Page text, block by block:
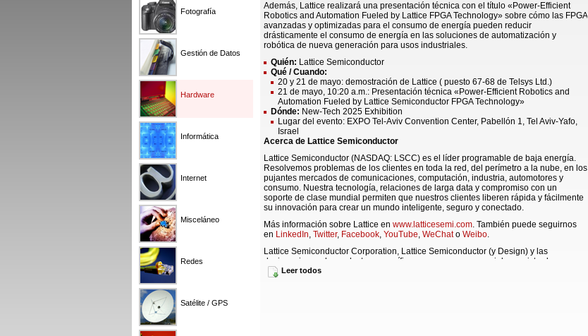
Fotografía
Gestión de Datos
Hardware
Informática
Internet
Misceláneo
Redes
Satélite / GPS
Además, Lattice realizará una presentación técnica con el título «Power-Efficient
Robotics and Automation Fueled by Lattice FPGA Technology» sobre cómo las FPGA
avanzadas y optimizadas para el consumo de energía pueden reducir
drásticamente el consumo de energía en las soluciones de automatización y
robótica de nueva generación para usos industriales.
Quién: Lattice Semiconductor
Qué / Cuando:
20 y 21 de mayo: demostración de Lattice ( puesto 67-68 de Telsys Ltd.)
21 de mayo, 10:20 a.m.: Presentación técnica «Power-Efficient Robotics and
Automation Fueled by Lattice Semiconductor FPGA Technology»
Dónde: New-Tech 2025 Exhibition
Lugar del evento: EXPO Tel-Aviv Convention Center, Pabellón 1, Tel Aviv-Yafo,
Israel
Acerca de Lattice Semiconductor
Lattice Semiconductor (NASDAQ: LSCC) es el líder programable de baja energía.
Resolvemos problemas de los clientes en toda la red, del perímetro a la nube, en los
pujantes mercados de comunicaciones, computación, industria, automotores y
consumo. Nuestra tecnología, relaciones de larga data y compromiso con un
soporte de clase mundial permiten que nuestros clientes liberen rápida y fácilmente
su innovación para crear un mundo inteligente, seguro y conectado.
Más información sobre Lattice en www.latticesemi.com. También puede seguirnos
en LinkedIn, Twitter, Facebook, YouTube, WeChato Weibo.
Lattice Semiconductor Corporation, Lattice Semiconductor (y Design) y las
designaciones de productos específicos son marcas comerciales registradas o
marcas comerciales de Lattice Semiconductor Corporation o sus filiales en los
Leer todos